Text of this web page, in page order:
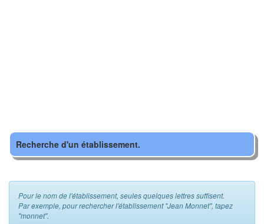
Recherche d'un établissement.
Pour le nom de l'établissement, seules quelques lettres suffisent.
Par exemple, pour rechercher l'établissement "Jean Monnet", tapez
"monnet".